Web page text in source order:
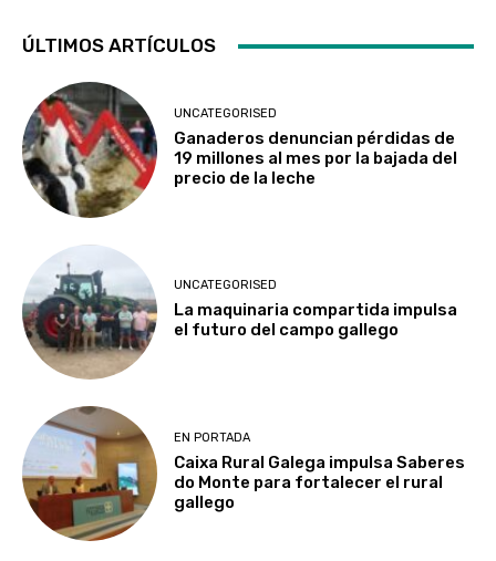
ÚLTIMOS ARTÍCULOS
UNCATEGORISED
Ganaderos denuncian pérdidas de
19 millones al mes por la bajada del
precio de la leche
UNCATEGORISED
La maquinaria compartida impulsa
el futuro del campo gallego
EN PORTADA
Caixa Rural Galega impulsa Saberes
do Monte para fortalecer el rural
gallego